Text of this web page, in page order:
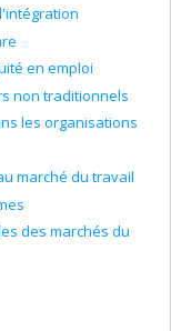
en emploi
non traditionnels
les organisations
marché du travail
des marchés du